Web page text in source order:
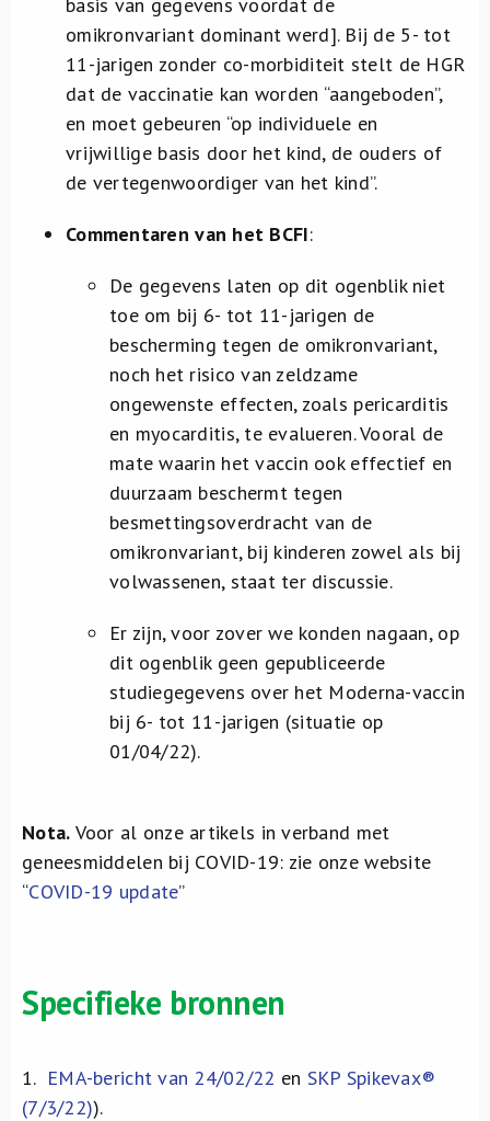
omikronvariant dominant werd]. Bij de 5- tot
11-jarigen zonder co-morbiditeit stelt de HGR
dat de vaccinatie kan worden “aangeboden”,
en moet gebeuren “op individuele en
vrijwillige basis door het kind, de ouders of
de vertegenwoordiger van het kind”.
Commentaren van het BCFI:
De gegevens laten op dit ogenblik niet
toe om bij 6- tot 11-jarigen de
bescherming tegen de omikronvariant,
noch het risico van zeldzame
ongewenste effecten, zoals pericarditis
en myocarditis, te evalueren. Vooral de
mate waarin het vaccin ook effectief en
duurzaam beschermt tegen
besmettingsoverdracht van de
omikronvariant, bij kinderen zowel als bij
volwassenen, staat ter discussie.
Er zijn, voor zover we konden nagaan, op
dit ogenblik geen gepubliceerde
studiegegevens over het Moderna-vaccin
bij 6- tot 11-jarigen (situatie op
01/04/22).
Nota. Voor al onze artikels in verband met
geneesmiddelen bij COVID-19: zie onze website
“COVID-19 update”
Specifieke bronnen
1. EMA-bericht van 24/02/22 en SKP Spikevax®
(7/3/22)).